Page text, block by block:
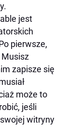
jest
pierwsze,
zapisze się
może to
jeśli
witryny